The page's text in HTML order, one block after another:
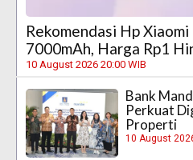
Rekomendasi Hp
7000mAh, Harga Rp1
10 August 2026 20:00 WIB
Bank
Perkuat
Properti
10 August